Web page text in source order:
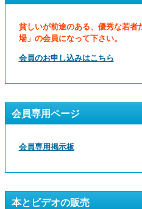
貧しいが前途のある、優秀な若者
場」の会員になって下さい。
会員のお申し込みはこちら
会員専用ページ
会員専用掲示板
本とビデオの販売